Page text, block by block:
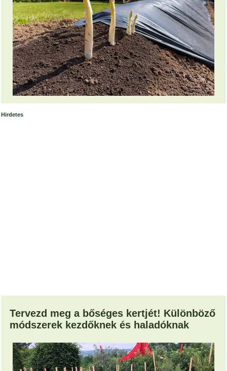
Hirdetes
Tervezd meg a bőséges kertjét! Különböző
módszerek kezdőknek és haladóknak